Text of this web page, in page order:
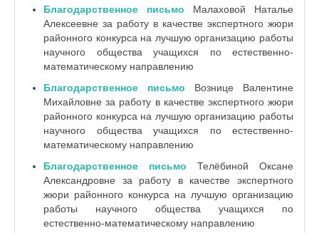
Благодарственное письмо
Малаховой Наталье
Алексеевне за работу в качестве экспертного жюри
районного конкурса на лучшую организацию работы
научного общества учащихся по естественно-
математическому направлению
Благодарственное письмо
Вознице Валентине
Михайловне за работу в качестве экспертного жюри
районного конкурса на лучшую организацию работы
научного общества учащихся по естественно-
математическому направлению
Благодарственное письмо
Телёбиной Оксане
Александровне за работу в качестве экспертного
жюри районного конкурса на лучшую организацию
работы научного общества учащихся по
естественно-математическому направлению